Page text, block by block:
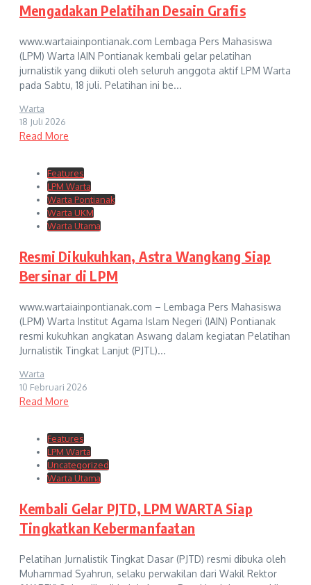
Mengadakan Pelatihan Desain Grafis
www.wartaiainpontianak.com Lembaga Pers Mahasiswa
(LPM) Warta IAIN Pontianak kembali gelar pelatihan
jurnalistik yang diikuti oleh seluruh anggota aktif LPM Warta
pada Sabtu, 18 juli. Pelatihan ini be...
Warta
18 Juli 2026
Read More
Features
LPM Warta
Warta Pontianak
Warta UKM
Warta Utama
Resmi Dikukuhkan, Astra Wangkang Siap
Bersinar di LPM
www.wartaiainpontianak.com – Lembaga Pers Mahasiswa
(LPM) Warta Institut Agama Islam Negeri (IAIN) Pontianak
resmi kukuhkan angkatan Aswang dalam kegiatan Pelatihan
Jurnalistik Tingkat Lanjut (PJTL)...
Warta
10 Februari 2026
Read More
Features
LPM Warta
Uncategorized
Warta Utama
Kembali Gelar PJTD, LPM WARTA Siap
Tingkatkan Kebermanfaatan
Pelatihan Jurnalistik Tingkat Dasar (PJTD) resmi dibuka oleh
Muhammad Syahrun, selaku perwakilan dari Wakil Rektor